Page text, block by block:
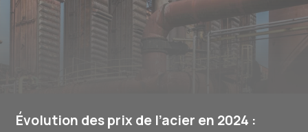
Évolution des prix de l’acier en 2024 :